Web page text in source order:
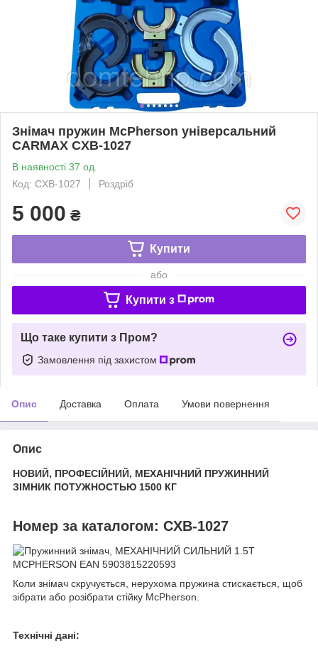
Знімач пружин McPherson універсальний
CARMAX CXB-1027
В наявності 37 од.
Код: CXB-1027
Роздріб
5 000 ₴
Купити
або
Купити з
Що таке купити з Пром?
Замовлення під захистом
Опис Доставка Оплата Умови повернення
Опис
НОВИЙ, ПРОФЕСІЙНИЙ, МЕХАНІЧНИЙ ПРУЖИННИЙ
ЗІМНИК ПОТУЖНОСТЬЮ 1500 КГ
Номер за каталогом: CXB-1027
Коли знімач скручується, нерухома пружина стискається, щоб
зібрати або розібрати стійку McPherson.
Технічні дані: